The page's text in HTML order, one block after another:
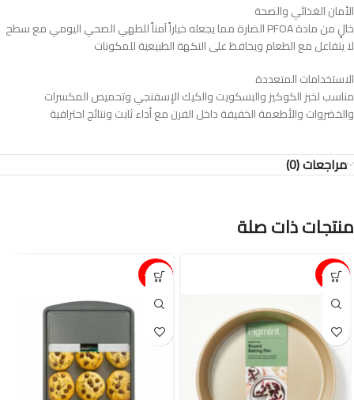
الأمان الغذائي والصحة
خالٍ من مادة PFOA الضارة مما يجعله خياراً آمناً للطهي الصحي اليومي مع سطح
لا يتفاعل مع الطعام ويحافظ على النكهة الطبيعية للمكونات
الاستخدامات المتعددة
مناسب لخبز الكوكيز والبسكويت والكيك الإسفنجي وتحميص المكسرات
والخضروات والأطعمة الخفيفة داخل الفرن مع أداء ثابت ونتائج احترافية
مراجعات (0)
منتجات ذات صلة
15%-
15%-